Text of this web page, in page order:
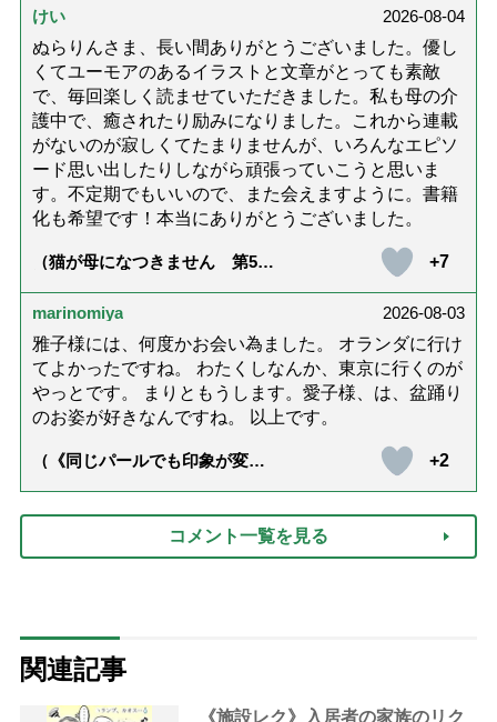
けい
2026-08-04
ぬらりんさま、長い間ありがとうございました。優し
くてユーモアのあるイラストと文章がとっても素敵
で、毎回楽しく読ませていただきました。私も母の介
護中で、癒されたり励みになりました。これから連載
がないのが寂しくてたまりませんが、いろんなエピソ
ード思い出したりしながら頑張っていこうと思いま
す。不定期でもいいので、また会えますように。書籍
化も希望です！本当にありがとうございました。
（猫が母になつきません 第500
+7
marinomiya
2026-08-03
雅子様には、何度かお会い為ました。 オランダに行け
てよかったですね。 わたくしなんか、東京に行くのが
やっとです。 まりともうします。愛子様、は、盆踊り
のお姿が好きなんですね。 以上です。
（《同じパールでも印象が変
の夏ネックレス」上品＆涼しげ
に見せる4つの法則）
+2
コメント一覧を見る
関連記事
《施設レク》入居者の家族のリク